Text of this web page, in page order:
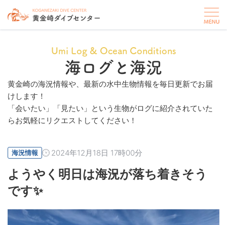
Umi Log & Ocean Conditions
海ログと海況
黄金崎の海況情報や、最新の水中生物情報を毎日更新でお届
けします！
「会いたい」「見たい」という生物がログに紹介されていた
らお気軽にリクエストしてください！
海況情報 2024年12月18日 17時00分
ようやく明日は海況が落ち着きそう
です✨